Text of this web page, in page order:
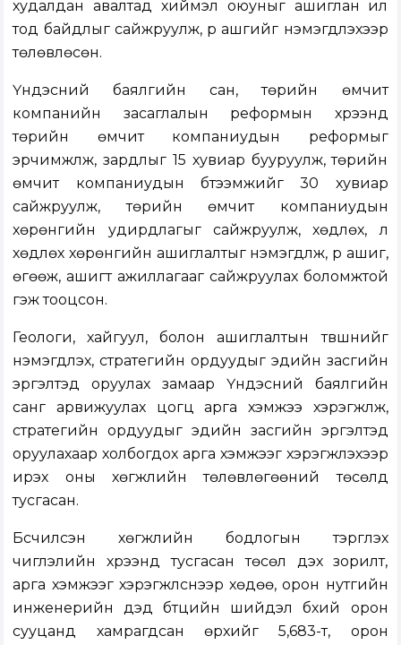
худалдан авалтад хиймэл оюуныг ашиглан ил
тод байдлыг сайжруулж, үр ашгийг нэмэгдүүлэхээр
төлөвлөсөн.
Үндэсний баялгийн сан, төрийн өмчит
компанийн засаглалын реформын хүрээнд
төрийн өмчит компаниудын реформыг
эрчимжүүлж, зардлыг 15 хувиар бууруулж, төрийн
өмчит компаниудын бүтээмжийг 30 хувиар
сайжруулж, төрийн өмчит компаниудын
хөрөнгийн удирдлагыг сайжруулж, хөдлөх, үл
хөдлөх хөрөнгийн ашиглалтыг нэмэгдүүлж, үр ашиг,
өгөөж, ашигт ажиллагааг сайжруулах боломжтой
гэж тооцсон.
Геологи, хайгуул, болон ашиглалтын түвшнийг
нэмэгдүүлэх, стратегийн ордуудыг эдийн засгийн
эргэлтэд оруулах замаар Үндэсний баялгийн
санг арвижуулах цогц арга хэмжээ хэрэгжүүлж,
стратегийн ордуудыг эдийн засгийн эргэлтэд
оруулахаар холбогдох арга хэмжээг хэрэгжүүлэхээр
ирэх оны хөгжлийн төлөвлөгөөний төсөлд
тусгасан.
Бүсчилсэн хөгжлийн бодлогын тэргүүлэх
чиглэлийн хүрээнд тусгасан төсөл дэх зорилт,
арга хэмжээг хэрэгжүүлснээр хөдөө, орон нутгийн
инженерийн дэд бүтцийн шийдэл бүхий орон
сууцанд хамрагдсан өрхийг 5,683-т, орон